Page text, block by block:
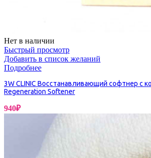
Нет в наличии
Быстрый просмотр
Добавить в список желаний
Подробнее
3W CLINIC Восстанавливающий софтнер с
Regeneration Softener
940₽